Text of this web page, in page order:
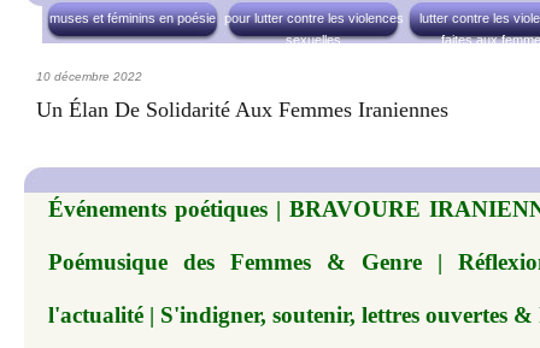
muses et féminins en poésie
pour lutter contre les violences
sexuelles
lutter contre les
faites aux
10 décembre 2022
Un Élan De Solidarité Aux Femmes Iraniennes
Événements poétiques | BRAVOURE
Poémusique des Femmes & Genre |
l'actualité | S'indigner, soutenir, lettres ouvertes &